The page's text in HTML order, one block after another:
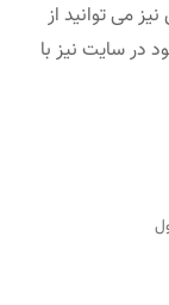
می توانید از
در سایت نیز با